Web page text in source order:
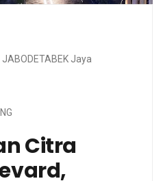
Jaya
Citra